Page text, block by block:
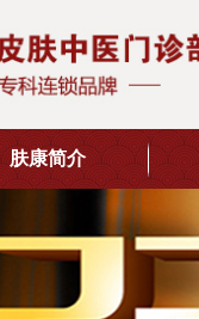
肤康简介